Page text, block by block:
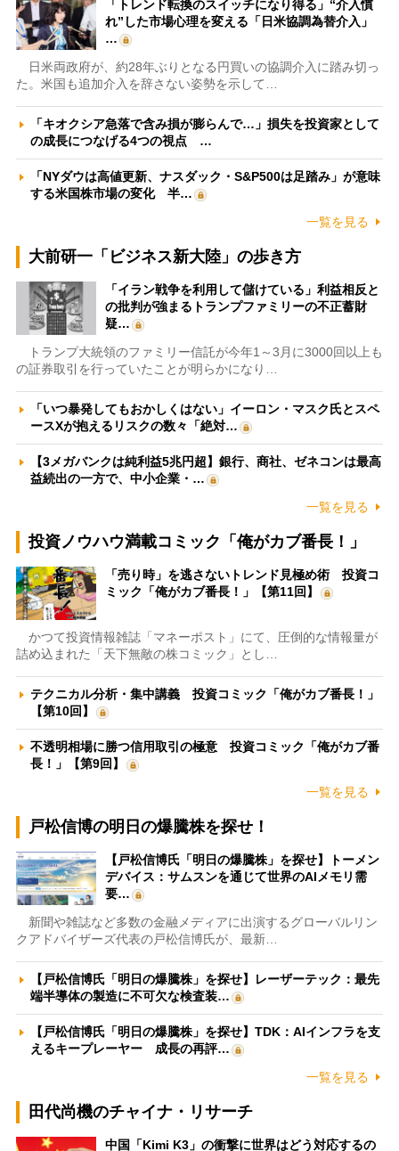
「トレンド転換のスイッチになり得る」“介入慣
れ”した市場心理を変える「日米協調為替介入」
…
日米両政府が、約28年ぶりとなる円買いの協調介入に踏み切っ
た。米国も追加介入を辞さない姿勢を示して…
「キオクシア急落で含み損が膨らんで…」損失を投資家として
の成長につなげる4つの視点 …
「NYダウは高値更新、ナスダック・S&P500は足踏み」が意味
する米国株市場の変化 半…
一覧を見る
大前研一「ビジネス新大陸」の歩き方
「イラン戦争を利用して儲けている」利益相反と
の批判が強まるトランプファミリーの不正蓄財
疑…
トランプ大統領のファミリー信託が今年1～3月に3000回以上も
の証券取引を行っていたことが明らかになり…
「いつ暴発してもおかしくはない」イーロン・マスク氏とスペ
ースXが抱えるリスクの数々「絶対…
【3メガバンクは純利益5兆円超】銀行、商社、ゼネコンは最高
益続出の一方で、中小企業・…
一覧を見る
投資ノウハウ満載コミック「俺がカブ番長！」
「売り時」を逃さないトレンド見極め術 投資コ
ミック「俺がカブ番長！」【第11回】
かつて投資情報雑誌「マネーポスト」にて、圧倒的な情報量が
詰め込まれた「天下無敵の株コミック」とし…
テクニカル分析・集中講義 投資コミック「俺がカブ番長！」
【第10回】
不透明相場に勝つ信用取引の極意 投資コミック「俺がカブ番
長！」【第9回】
一覧を見る
戸松信博の明日の爆騰株を探せ！
【戸松信博氏「明日の爆騰株」を探せ】トーメン
デバイス：サムスンを通じて世界のAIメモリ需
要…
新聞や雑誌など多数の金融メディアに出演するグローバルリン
クアドバイザーズ代表の戸松信博氏が、最新…
【戸松信博氏「明日の爆騰株」を探せ】レーザーテック：最先
端半導体の製造に不可欠な検査装…
【戸松信博氏「明日の爆騰株」を探せ】TDK：AIインフラを支
えるキープレーヤー 成長の再評…
一覧を見る
田代尚機のチャイナ・リサーチ
中国「Kimi K3」の衝撃に世界はどう対応するの